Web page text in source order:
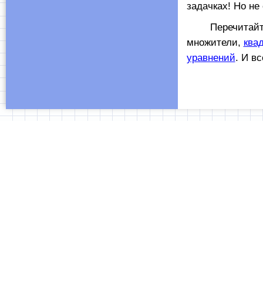
задачках! Но не
множители,
уравнений. И